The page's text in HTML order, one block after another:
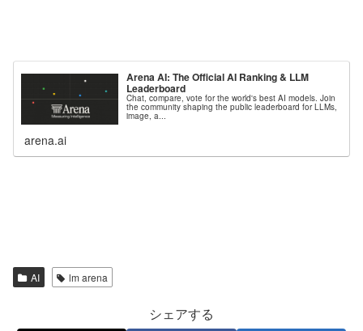
Arena AI: The Official AI Ranking & LLM
Leaderboard
Chat, compare, vote for the world's best AI models. Join
the community shaping the public leaderboard for LLMs,
image, a...
arena.ai
AI lm arena
シェアする